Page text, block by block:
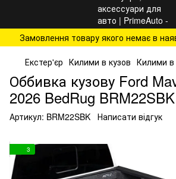
Замовлення товару якого немає в
Екстер'єр Килими в кузов Килими в
Оббивка кузову Ford
2026 BedRug BRM22SBK
Артикул: BRM22SBK Написати відгук
3